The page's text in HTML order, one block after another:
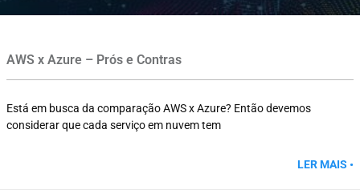
AWS x Azure – Prós e Contras
Está em busca da comparação AWS x Azure? Então devemos
considerar que cada serviço em nuvem tem
LER MAIS •